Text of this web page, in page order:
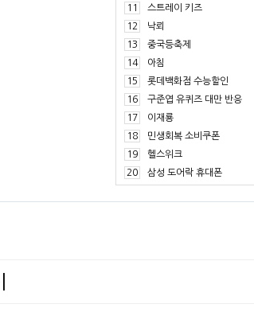
11
스트레이 키즈
12
낙뢰
13
중국등축제
14
아침
15
롯데백화점 수능할인
16
구준엽 유퀴즈 대만 반응
17
이재룡
18
민생회복 소비쿠폰
19
헬스위크
20
삼성 도어락 휴대폰